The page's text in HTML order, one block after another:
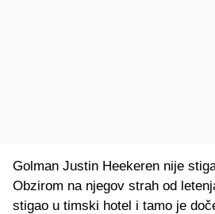
Golman Justin Heekeren nije
Obzirom na njegov strah od
stigao u timski hotel i tamo je